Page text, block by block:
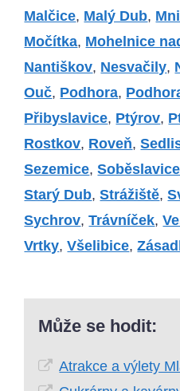
Malčice, Malý Dub,
Močítka, Mohelnice
Nantiškov, Nesvačily,
Ouč, Podhora,
Přibyslavice, Ptýrov,
Rostkov, Roveň,
Sezemice,Soběslavice
Starý Dub,Strážiště,
Sychrov,Trávníček,
Vrtky,Všelibice,
Může se hodit:
Atrakce a výlety